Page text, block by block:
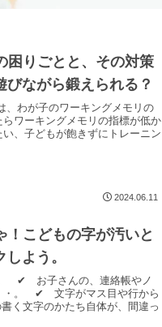
困りごとと、その対策
びながら鍛えられる？
わが子のワーキングメモリの
ワーキングメモリの指標が低か
、子どもが飽きずにトレーニン
2024.06.11
！こどもの字が汚いと
よう。
、 ✔ お子さんの、連絡帳やノ
・。 ✔ 文字がマス目や行から
文字のかたち自体が、間違っ